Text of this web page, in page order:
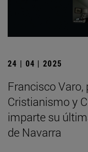
24 | 04 | 2025
Francisco
Cristianismo y
imparte su
de Navarra